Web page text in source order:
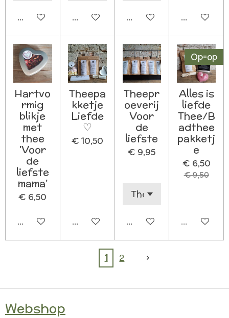
In winkelwagenIn winkelwagenIn winkelwagen
In
Hartvo
rmig
blikje
met
thee
'Voor
de
liefste
mama'
€ 6,50
In winkelwagen
Theepa
kketje
Liefde
♡
€ 10,50
In winkelwagen
Theepr
oeverij
Voor
de
liefste
€ 9,95
In winkelwagen
Op=op
Alles is
liefde
Thee/B
adthee
pakketj
e
€ 6,50
€ 9,50
1 2
Webshop